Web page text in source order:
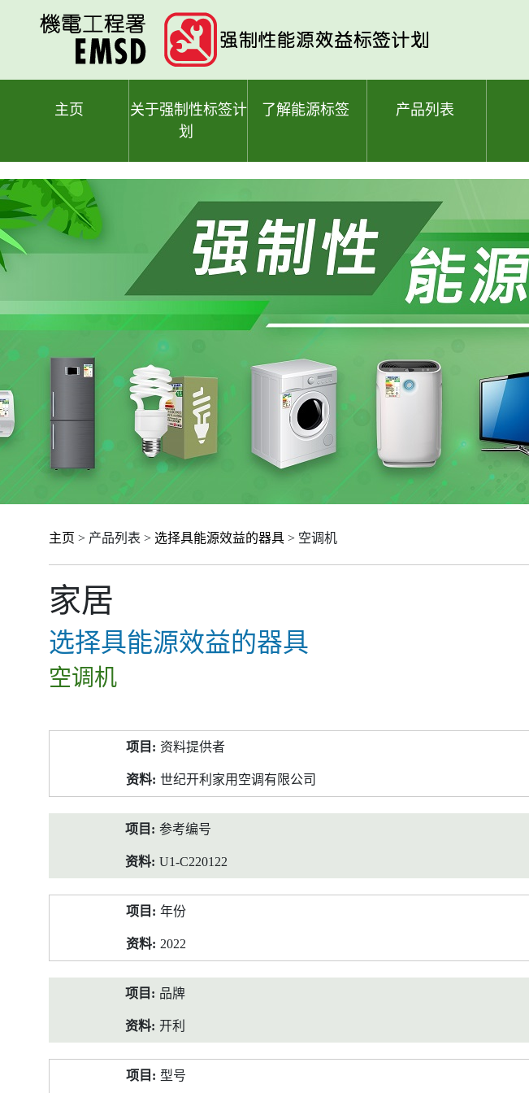
主页
关于强制性标签计
划
了解能源标签 产品列表
主页 > 产品列表 > 选择具能源效益的器具 > 空调机
家居
选择具能源效益的器具
空调机
料
资料提供者
世纪开利家用空调有限公司
参考编号
U1-C220122
年份
2022
品牌
开利
型号